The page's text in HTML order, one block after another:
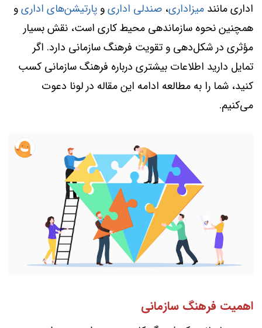
اداری مانند میزاداری، صندلی اداریو پارتیشن‌های اداریو
همچنین نحوه سازماندهی محیط کاری است، نقش بسیار
مؤثری در شکل‌دهی و تقویت فرهنگ سازمانی دارد. اگر
تمایل دارید اطلاعات بیشتری درباره فرهنگ سازمانی کسب
کنید، شما را به مطالعه ادامه این مقاله در لونا دعوت
می‌کنیم.
اهمیت فرهنگ سازمانی